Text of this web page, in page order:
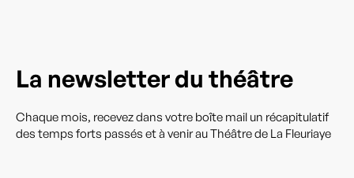
La newsletter du théâtre
Chaque mois, recevez dans votre boîte mail un récapitulatif
des temps forts passés et à venir au Théâtre de La Fleuriaye